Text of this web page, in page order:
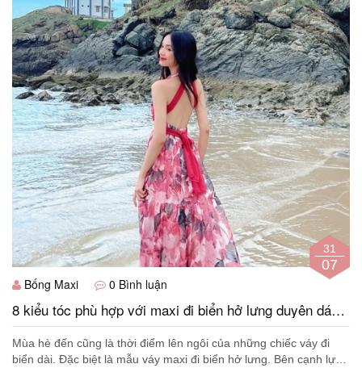
31
07
Bống Maxi
0 Bình luận
8 kiểu tóc phù hợp với maxi đi biển hở lưng duyên dáng,
Mùa hè đến cũng là thời điểm lên ngôi của những chiếc váy đi
biển dài. Đặc biệt là mẫu váy maxi đi biển hở lưng. Bên cạnh lựa